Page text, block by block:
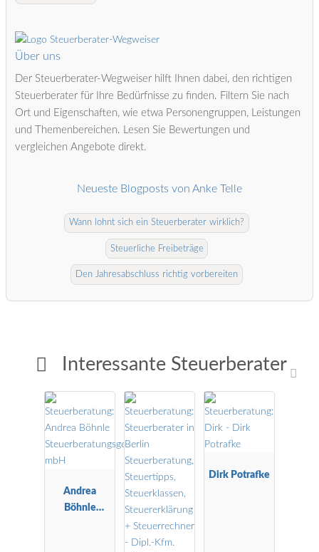
Interessante Steuerberater
Andrea
Böhnle
Dirk Potrafke
Über uns
Der Steuerberater-Wegweiser hilft Ihnen dabei, den richtigen
Steuerberater für Ihre Bedürfnisse zu finden. Filtern Sie nach
Ort und Eigenschaften, wie etwa Personengruppen, Leistungen
und Themenbereichen. Lesen Sie Bewertungen und
vergleichen Angebote direkt.
Neueste Blogposts von Anke Telle
Wann lohnt sich ein Steuerberater wirklich?
Steuerliche Freibeträge
Den Jahresabschluss richtig vorbereiten